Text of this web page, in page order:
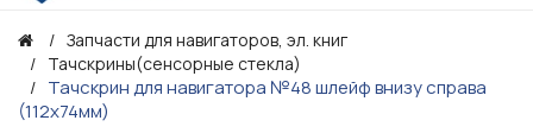
Запчасти для навигаторов, эл. книг
Тачскрины(сенсорные стекла)
Тачскрин для навигатора №48 шлейф внизу справа
(112х74мм)